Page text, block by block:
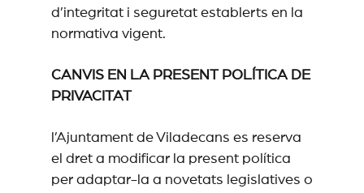
d’integritat i seguretat establerts en la
normativa vigent.
CANVIS EN LA PRESENT POLÍTICA DE
PRIVACITAT
l’Ajuntament de Viladecans es reserva
el dret a modificar la present política
per adaptar-la a novetats legislatives o